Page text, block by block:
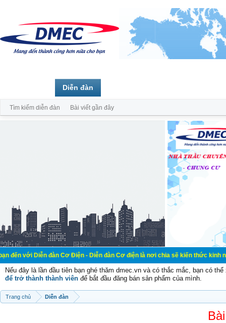
đàn Cơ Điện - Diễn đàn Cơ điện là nơi chia sẽ kiến thức kinh nghiệm
Nếu đây là lần đầu tiên bạn ghé thăm dmec.vn và có thắc mắc, bạn có
để trở thành thành viên để bắt đầu đăng bán sản phẩm của mình.
Trang chủ Diễn đàn
Diễn đàn
Tìm kiếm diễn đàn Bài viết gần đây